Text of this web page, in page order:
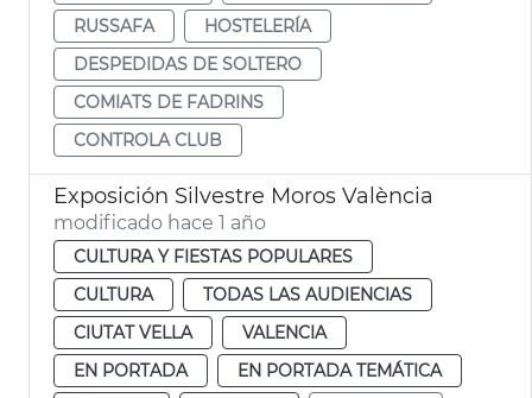
RUSSAFA
HOSTELERÍA
DESPEDIDAS DE SOLTERO
COMIATS DE FADRINS
CONTROLA CLUB
Exposición Silvestre Moros València
modificado hace 1 año
CULTURA Y FIESTAS POPULARES
CULTURA
TODAS LAS AUDIENCIAS
CIUTAT VELLA
VALENCIA
EN PORTADA
EN PORTADA TEMÁTICA